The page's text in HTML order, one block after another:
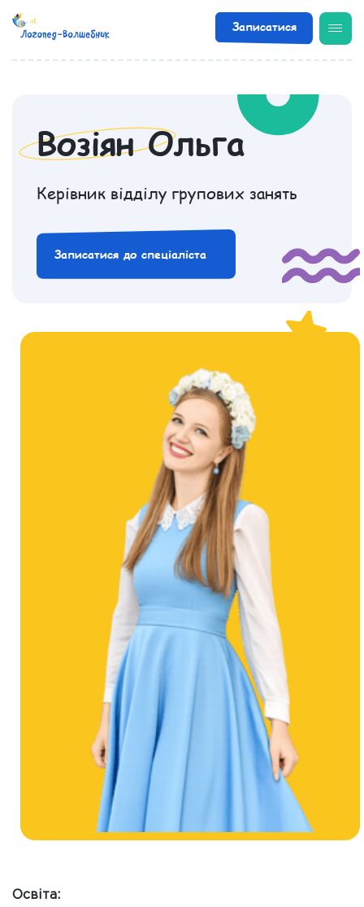
Записатися
Возіян Ольга
Керівник відділу групових занять
Записатися до спеціаліста
Освіта: